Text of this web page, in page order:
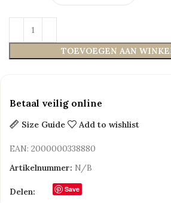
TOEVOEGEN AAN
Betaal veilig online
Size Guide Add to wishlist
EAN: 2000000338880
Artikelnummer: N/B
Delen: Save